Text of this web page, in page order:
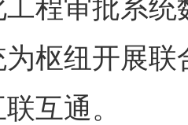
程审批系
枢纽开展
互通。